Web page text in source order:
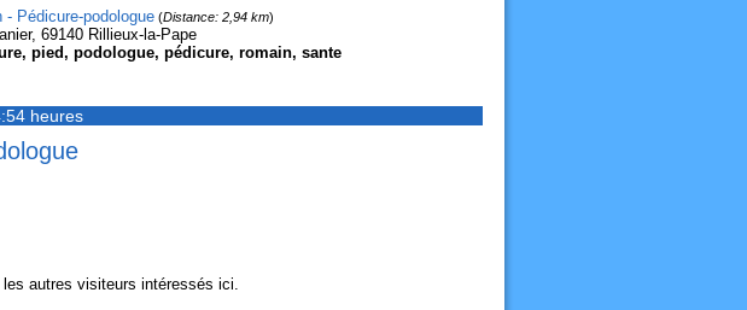
- Pédicure-podologue(Distance: 2,94 km)
69140 Rillieux-la-Pape
pied, podologue, pédicure, romain, sante
heures
autres visiteurs intéressés ici.